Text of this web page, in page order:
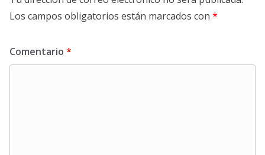
Los campos obligatorios están marcados con *
Comentario *